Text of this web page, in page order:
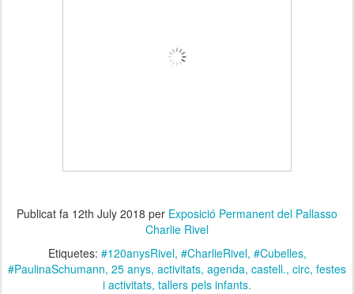
Publicat fa 12th July 2018 per Exposició Permanent del Pallasso
Charlie Rivel
Etiquetes: #120anysRivel #CharlieRivel #Cubelles
#PaulinaSchumann 25 anys activitats agenda castell. circ festes
i activitats tallers pels infants.